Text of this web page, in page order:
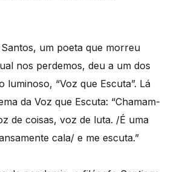
um poeta que morreu
nos perdemos, deu a um dos
luminoso, “Voz que Escuta”. Lá
da Voz que Escuta: “Chamam-
de coisas, voz de luta. /É uma
cala/ e me escuta.”